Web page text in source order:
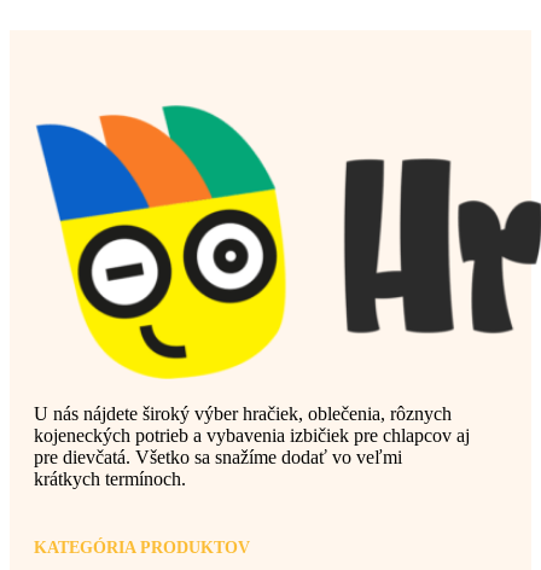
U nás nájdete široký výber hračiek, oblečenia, rôznych
kojeneckých potrieb a vybavenia izbičiek pre chlapcov aj
pre dievčatá. Všetko sa snažíme dodať vo veľmi
krátkych termínoch.
KATEGÓRIA PRODUKTOV